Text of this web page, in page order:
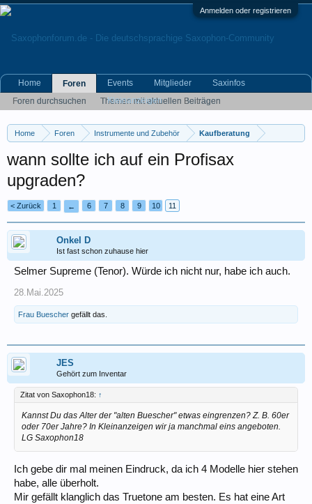
Anmelden oder registrieren
Home Foren Instrumente und Zubehör Kaufberatung
wann sollte ich auf ein Profisax
upgraden?
< Zurück 1 ← 6 7 8 9 10 11
Onkel D
Ist fast schon zuhause hier
Selmer Supreme (Tenor). Würde ich nicht nur, habe ich auch.
28.Mai.2025
Frau Buescher gefällt das.
JES
Gehört zum Inventar
Zitat von Saxophon18: ↑
Kannst Du das Alter der "alten Buescher" etwas eingrenzen? Z. B. 60er
oder 70er Jahre? In Kleinanzeigen wir ja manchmal eins angeboten.
LG Saxophon18
Ich gebe dir mal meinen Eindruck, da ich 4 Modelle hier stehen
habe, alle überholt.
Mir gefällt klanglich das Truetone am besten. Es hat eine Art
Home
Foren
Foren durchsuchen
Themen mit aktuellen Beiträgen
Events Mitglieder
Saxinfos
Kleinanzeigen